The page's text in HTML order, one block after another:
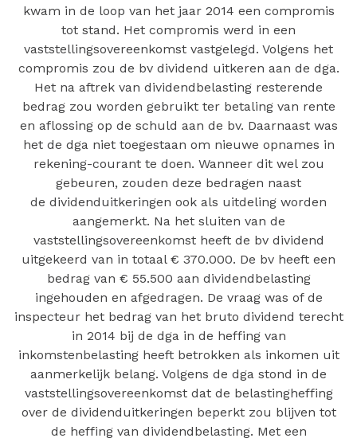
kwam in de loop van het jaar 2014 een compromis
tot stand. Het compromis werd in een
vaststellingsovereenkomst vastgelegd. Volgens het
compromis zou de bv dividend uitkeren aan de dga.
Het na aftrek van dividendbelasting resterende
bedrag zou worden gebruikt ter betaling van rente
en aflossing op de schuld aan de bv. Daarnaast was
het de dga niet toegestaan om nieuwe opnames in
rekening-courant te doen. Wanneer dit wel zou
gebeuren, zouden deze bedragen naast
de dividenduitkeringen ook als uitdeling worden
aangemerkt. Na het sluiten van de
vaststellingsovereenkomst heeft de bv dividend
uitgekeerd van in totaal € 370.000. De bv heeft een
bedrag van € 55.500 aan dividendbelasting
ingehouden en afgedragen. De vraag was of de
inspecteur het bedrag van het bruto dividend terecht
in 2014 bij de dga in de heffing van
inkomstenbelasting heeft betrokken als inkomen uit
aanmerkelijk belang. Volgens de dga stond in de
vaststellingsovereenkomst dat de belastingheffing
over de dividenduitkeringen beperkt zou blijven tot
de heffing van dividendbelasting. Met een